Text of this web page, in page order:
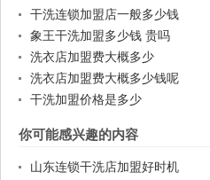
干洗连锁加盟店一般多少钱
象王干洗加盟多少钱 贵吗
洗衣店加盟费大概多少
洗衣店加盟费大概多少钱呢
干洗加盟价格是多少
你可能感兴趣的内容
山东连锁干洗店加盟好时机